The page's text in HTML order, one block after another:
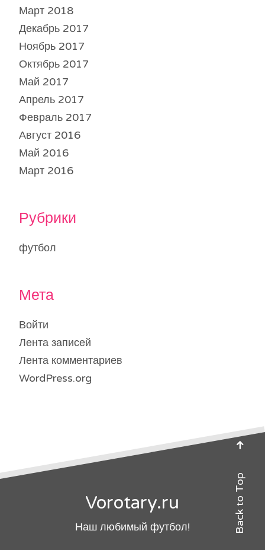
Март 2018
Декабрь 2017
Ноябрь 2017
Октябрь 2017
Май 2017
Апрель 2017
Февраль 2017
Август 2016
Май 2016
Март 2016
Рубрики
футбол
Мета
Войти
Лента записей
Лента комментариев
WordPress.org
Vorotary.ru
Наш любимый футбол! Back to Top